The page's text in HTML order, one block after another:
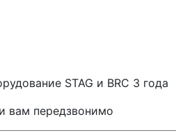
STAG и BRC 3 года
вам передзвонимо